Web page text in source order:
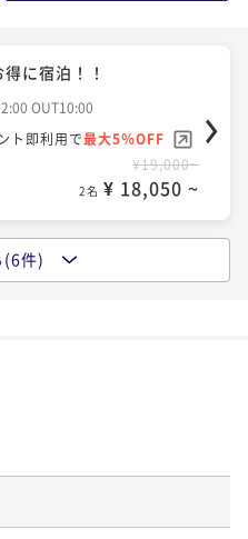
に宿泊！！
OUT10:00
ト即利用で最大5％OFF
¥19,000~
2名 ¥ 18,050 ~
がら優雅に過ごす京町
泊！！
OUT10:00
(6件)